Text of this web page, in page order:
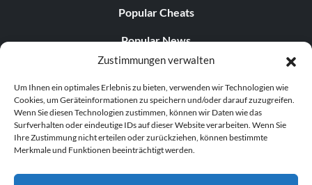
Zustimmungen verwalten
Um Ihnen ein optimales Erlebnis zu bieten, verwenden wir Technologien wie
Cookies, um Geräteinformationen zu speichern und/oder darauf zuzugreifen.
Wenn Sie diesen Technologien zustimmen, können wir Daten wie das
Surfverhalten oder eindeutige IDs auf dieser Website verarbeiten. Wenn Sie
Ihre Zustimmung nicht erteilen oder zurückziehen, können bestimmte
Merkmale und Funktionen beeinträchtigt werden.
Popular Cheats
Popular News
Popular Editorials
Popular Free Games
LATEST UPDATES